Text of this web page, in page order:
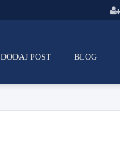
DODAJ POST BLOG